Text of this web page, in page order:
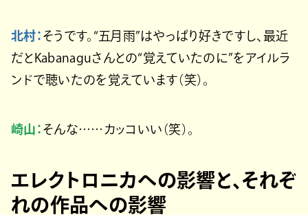
北村： そうです。“五月雨”はやっぱり好きですし、最近
だとKabanaguさんとの“覚えていたのに”をアイルラ
ンドで聴いたのを覚えています（笑）。
崎山： そんな……カッコいい（笑）。
エレクトロニカへの影響と、それぞ
れの作品への影響